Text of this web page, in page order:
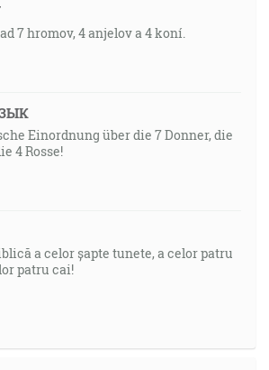
7 hromov, 4 anjelov a 4 koní.
Einordnung über die 7 Donner, die
4 Rosse!
a celor șapte tunete, a celor patru
patru cai!